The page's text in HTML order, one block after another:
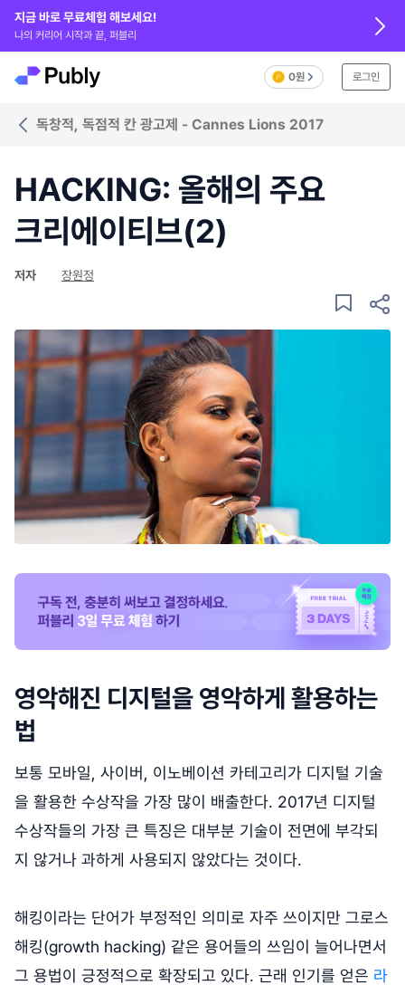
지금 바로 무료체험 해보세요!
나의 커리어 시작과 끝, 퍼블리
0원 로그인
독창적, 독점적 칸 광고제 - Cannes Lions 2017
HACKING: 올해의 주요
크리에이티브(2)
저자 장원정
영악해진 디지털을 영악하게 활용하는
법
보통 모바일, 사이버, 이노베이션 카테고리가 디지털 기술
을 활용한 수상작을 가장 많이 배출한다. 2017년 디지털
수상작들의 가장 큰 특징은 대부분 기술이 전면에 부각되
지 않거나 과하게 사용되지 않았다는 것이다.
해킹이라는 단어가 부정적인 의미로 자주 쓰이지만 그로스
해킹(growth hacking) 같은 용어들의 쓰임이 늘어나면서
그 용법이 긍정적으로 확장되고 있다. 근래 인기를 얻은 라